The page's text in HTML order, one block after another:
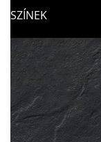
SZÍNEK